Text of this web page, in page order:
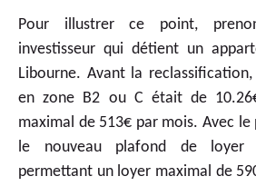
Pour illustrer ce point,
investisseur qui détient un
Libourne. Avant la
en zone B2 ou C était de
maximal de 513€ par mois. Avec le
le nouveau plafond de loyer
permettant un loyer maximal de